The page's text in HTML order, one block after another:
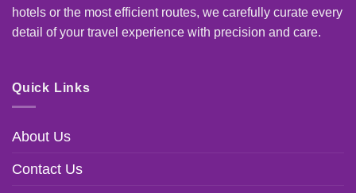
hotels or the most efficient routes, we carefully curate every
detail of your travel experience with precision and care.
Quick Links
About Us
Contact Us